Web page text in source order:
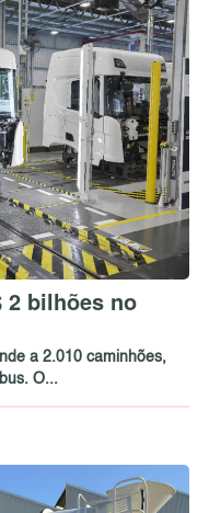
2 bilhões no
a 2.010 caminhões,
O...